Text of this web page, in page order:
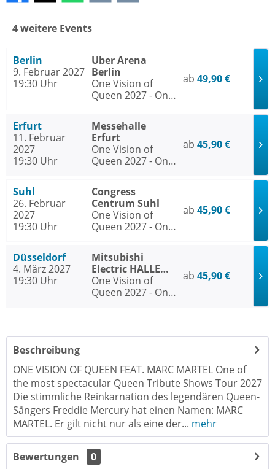
4 weitere Events
Berlin
9. Februar 2027
19:30 Uhr
Uber Arena
Berlin
One Vision of
Queen 2027 - One
spectacular
Queen Tribute
Shows
ab 49,90 €
Erfurt
11. Februar
2027
19:30 Uhr
Messehalle
Erfurt
One Vision of
Queen 2027 - One
Queen Tribute
Shows
ab 45,90 €
Suhl
26. Februar
2027
19:30 Uhr
Congress
Centrum Suhl
One Vision of
Queen 2027 - One
spectacular
Queen Tribute
Shows
ab 45,90 €
Düsseldorf
4. März 2027
19:30 Uhr
Mitsubishi
Electric HALLE
Düsseldorf
One Vision of
Queen 2027 - One
Shows
ab 45,90 €
Beschreibung
ONE VISION OF QUEEN FEAT. MARC MARTEL One of
the most spectacular Queen Tribute Shows Tour 2027
Die stimmliche Reinkarnation des legendären Queen-
Sängers Freddie Mercury hat einen Namen: MARC
MARTEL. Er gilt nicht nur als eine der... mehr
Bewertungen
0